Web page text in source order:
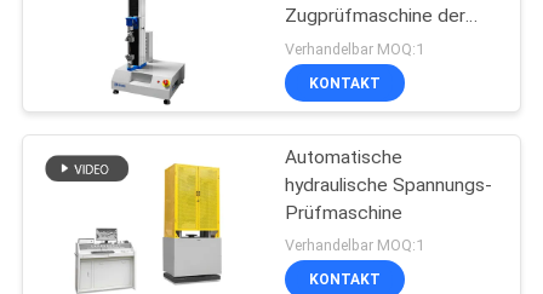
Zugprüfmaschine der
Software-TM2101
Verhandelbar MOQ:1
KONTAKT
Automatische
hydraulische Spannungs-
Prüfmaschine
Verhandelbar MOQ:1
KONTAKT